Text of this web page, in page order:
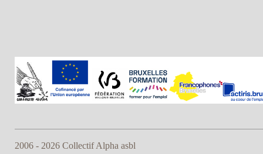
2006 - 2026 Collectif Alpha asbl